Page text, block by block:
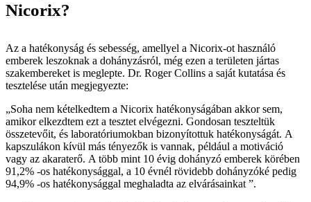
Nicorix?
Az a hatékonyság és sebesség, amellyel a Nicorix-ot használó
emberek leszoknak a dohányzásról, még ezen a területen jártas
szakembereket is meglepte. Dr. Roger Collins a saját kutatása és
tesztelése után megjegyezte:
„Soha nem kételkedtem a Nicorix hatékonyságában akkor sem,
amikor elkezdtem ezt a tesztet elvégezni. Gondosan teszteltük
összetevőit, és laboratóriumokban bizonyítottuk hatékonyságát. A
kapszulákon kívül más tényezők is vannak, például a motiváció
vagy az akaraterő. A több mint 10 évig dohányzó emberek körében
91,2% -os hatékonysággal, a 10 évnél rövidebb dohányzóké pedig
94,9% -os hatékonysággal meghaladta az elvárásainkat ”.